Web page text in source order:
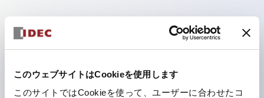
このウェブサイトはCookieを使用します
このサイトではCookieを使って、ユーザーに合わせたコ
主な特長
照光ユニットの低電圧タイプ（6～24Vタイプ）は
2026年1月より新カタログモデルの製品に順次切り替え
予定